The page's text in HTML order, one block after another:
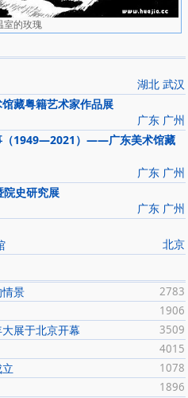
室的玫瑰
湖北 武汉
藏粤籍艺术家作品展
广东 广州
（1949—2021）——广东美术馆藏
广东 广州
院史研究展
广东 广州
北京
2783
景
1906
3509
展于北京开幕
4015
1078
1896